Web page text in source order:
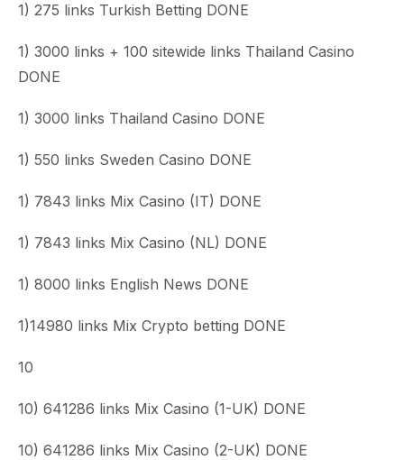
1) 275 links Turkish Betting DONE
1) 3000 links + 100 sitewide links Thailand Casino
DONE
1) 3000 links Thailand Casino DONE
1) 550 links Sweden Casino DONE
1) 7843 links Mix Casino (IT) DONE
1) 7843 links Mix Casino (NL) DONE
1) 8000 links English News DONE
1)14980 links Mix Crypto betting DONE
10
10) 641286 links Mix Casino (1-UK) DONE
10) 641286 links Mix Casino (2-UK) DONE